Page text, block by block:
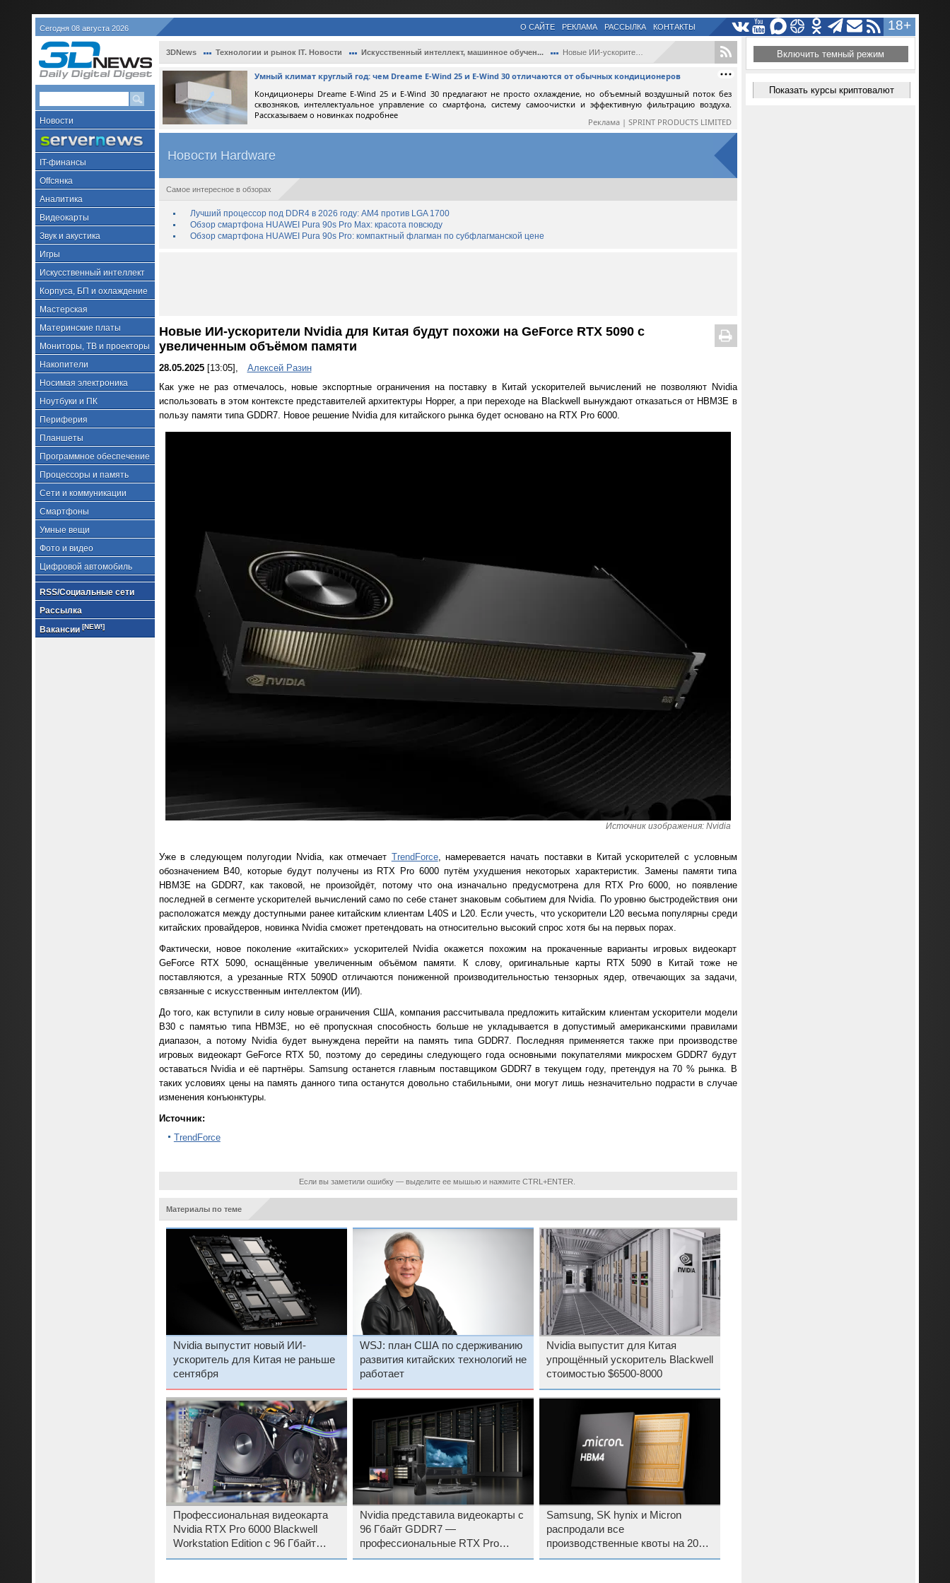
Сегодня 08 августа 2026 18+
О САЙТЕ РЕКЛАМА РАССЫЛКА КОНТАКТЫ
Новости
IT-финансы
Offсянка
Аналитика
Видеокарты
Звук и акустика
Игры
Искусственный интеллект
Корпуса, БП и охлаждение
Мастерская
Материнские платы
Мониторы, ТВ и проекторы
Накопители
Носимая электроника
Ноутбуки и ПК
Периферия
Планшеты
Программное обеспечение
Процессоры и память
Сети и коммуникации
Смартфоны
Умные вещи
Фото и видео
Цифровой автомобиль
RSS/Социальные сети
Рассылка
Вакансии [NEW!]
3DNews Технологии и рынок IT. Новости Искусственный интеллект, машинное обучен... Новые ИИ-ускорители Nvidia для Китая буд...
Умный климат круглый год: чем Dreame E-Wind 25 и E-Wind 30 отличаются от обычных кондиционеров
Кондиционеры Dreame E-Wind 25 и E-Wind 30 предлагают не просто охлаждение, но объемный воздушный поток без
сквозняков, интеллектуальное управление со смартфона, систему самоочистки и эффективную фильтрацию воздуха.
Рассказываем о новинках подробнее
Реклама | SPRINT PRODUCTS LIMITED
Новости Hardware
Самое интересное в обзорах
Лучший процессор под DDR4 в 2026 году: AM4 против LGA 1700
Обзор смартфона HUAWEI Pura 90s Pro Max: красота повсюду
Обзор смартфона HUAWEI Pura 90s Pro: компактный флагман по субфлагманской цене
Новые ИИ-ускорители Nvidia для Китая будут похожи на GeForce RTX 5090 с
увеличенным объёмом памяти
28.05.2025[13:05],
Алексей Разин
Как уже не раз отмечалось, новые экспортные ограничения на поставку в Китай ускорителей вычислений не позволяют Nvidia
использовать в этом контексте представителей архитектуры Hopper, а при переходе на Blackwell вынуждают отказаться от HBM3E в
пользу памяти типа GDDR7. Новое решение Nvidia для китайского рынка будет основано на RTX Pro 6000.
Источник изображения: Nvidia
Уже в следующем полугодии Nvidia, как отмечает TrendForce, намеревается начать поставки в Китай ускорителей с условным
обозначением B40, которые будут получены из RTX Pro 6000 путём ухудшения некоторых характеристик. Замены памяти типа
HBM3E на GDDR7, как таковой, не произойдёт, потому что она изначально предусмотрена для RTX Pro 6000, но появление
последней в сегменте ускорителей вычислений само по себе станет знаковым событием для Nvidia. По уровню быстродействия они
расположатся между доступными ранее китайским клиентам L40S и L20. Если учесть, что ускорители L20 весьма популярны среди
китайских провайдеров, новинка Nvidia сможет претендовать на относительно высокий спрос хотя бы на первых порах.
Фактически, новое поколение «китайских» ускорителей Nvidia окажется похожим на прокаченные варианты игровых видеокарт
GeForce RTX 5090, оснащённые увеличенным объёмом памяти. К слову, оригинальные карты RTX 5090 в Китай тоже не
поставляются, а урезанные RTX 5090D отличаются пониженной производительностью тензорных ядер, отвечающих за задачи,
связанные с искусственным интеллектом (ИИ).
До того, как вступили в силу новые ограничения США, компания рассчитывала предложить китайским клиентам ускорители модели
B30 с памятью типа HBM3E, но её пропускная способность больше не укладывается в допустимый американскими правилами
диапазон, а потому Nvidia будет вынуждена перейти на память типа GDDR7. Последняя применяется также при производстве
игровых видеокарт GeForce RTX 50, поэтому до середины следующего года основными покупателями микросхем GDDR7 будут
оставаться Nvidia и её партнёры. Samsung останется главным поставщиком GDDR7 в текущем году, претендуя на 70 % рынка. В
таких условиях цены на память данного типа останутся довольно стабильными, они могут лишь незначительно подрасти в случае
изменения конъюнктуры.
Источник:
TrendForce
Если вы заметили ошибку — выделите ее мышью и нажмите CTRL+ENTER.
Материалы по теме
Nvidia выпустит новый ИИ-
ускоритель для Китая не раньше
сентября
WSJ: план США по сдерживанию
развития китайских технологий не
работает
Nvidia выпустит для Китая
упрощённый ускоритель Blackwell
стоимостью $6500-8000
Профессиональная видеокарта
Nvidia RTX Pro 6000 Blackwell
Workstation Edition с 96 Гбайт
GDDR7 поступила в продажу за
Nvidia представила видеокарты с
96 Гбайт GDDR7 —
профессиональные RTX Pro
Blackwell для серверов, ПК и
Samsung, SK hynix и Micron
распродали все
производственные квоты на 2027
год — мест больше нет
Включить темный режим
Показать курсы криптовалют